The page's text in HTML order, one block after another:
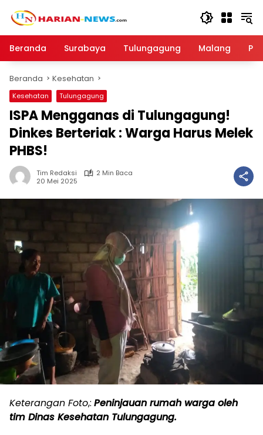
Beranda
Surabaya Tulungagung Malang
Beranda Kesehatan
Kesehatan Tulungagung
ISPA Mengganas di Tulungagung!
Dinkes Berteriak : Warga Harus Melek
PHBS!
Tim Redaksi
2 Min Baca
20 Mei 2025
Keterangan Foto,: Peninjauan rumah warga oleh
tim Dinas Kesehatan Tulungagung.